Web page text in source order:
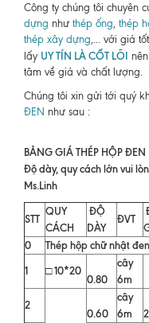
Công ty chúng tôi chuyên
dựng như thép ống, thép
thép xây dựng,... với giá
lấy UY TÍN LÀ CỐT LÕI
tâm về giá và chất lượng.
Chúng tôi xin gửi tới quý
ĐEN như sau :
BẢNG GIÁ THÉP HỘP ĐEN
Độ dày, quy cách lớn vui
Ms.Linh
STT
QUY
CÁCH
ĐỘ
DÀY
ĐVT
0
Thép hộp chữ nhật đen
1
□ 10*20
0.80
cây
6m
2
0.60
cây
6m